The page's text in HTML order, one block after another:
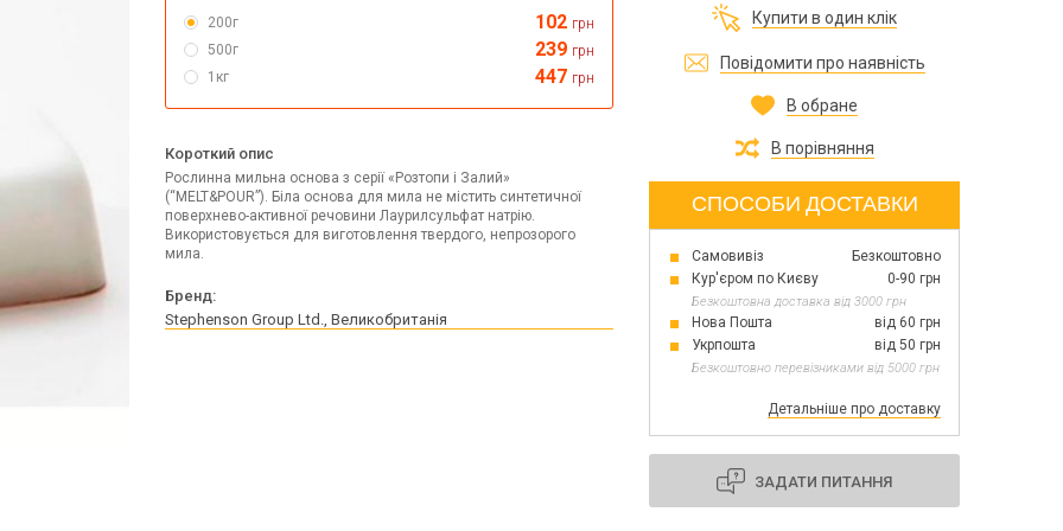
Пігментні барвники Neri Color, Україна
Все для виготовлення парфумів
Все для аромасаше та аромадифузорів
Тара косметична опт
Масло для мила оптом
для миловаріння
інгредієнти для мила
Основи для скрабу
Трави для мила
Глина косметична
Новий рік, Різдво
1 жовтня День захисників та захисниць
України
200г 102 грн
500г
239 грн
1кг
447 грн
Короткий опис
Рослинна мильна основа з серії «Розтопи і Залий»
(“MELT&POUR”). Біла основа для мила не містить синтетичної
поверхнево-активної речовини Лаурилсульфат натрію.
Використовується для виготовлення твердого, непрозорого
мила.
Бренд:
Stephenson Group Ltd., Великобританія
Купити в один клік
Повідомити про наявність
В обране
В порівняння
СПОСОБИ ДОСТАВКИ
Самовивіз
Безкоштовно
Кур'єром по Києву
0-90 грн
Безкоштовна доставка від 3000 грн
Нова Пошта
від 60 грн
Укрпошта
від 50 грн
Безкоштовно перевізниками від 5000 грн
Детальніше про доставку
ЗАДАТИ ПИТАННЯ